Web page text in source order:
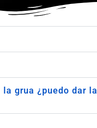
grua ¿puedo dar la